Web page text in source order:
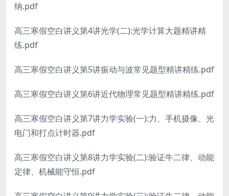
纳.pdf
高三寒假空白讲义第4讲光学(二):光学计算大题精讲精
练.pdf
高三寒假空白讲义第5讲振动与波常见题型精讲精练.pdf
高三寒假空白讲义第6讲近代物理常见题型精讲精练.pdf
高三寒假空白讲义第7讲力学实验(一):力、手机摄像、光
电门和打点计时器.pdf
高三寒假空白讲义第8讲力学实验(二):验证牛二律、动能
定律、机械能守恒.pdf